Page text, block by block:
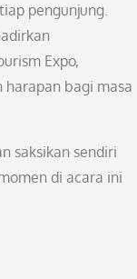
pengunjung.
Expo,
bagi masa
saksikan sendiri
di acara ini